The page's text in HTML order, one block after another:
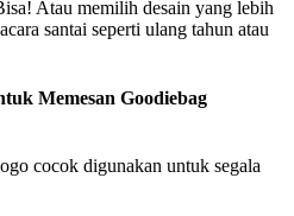
Atau memilih desain yang lebih
santai seperti ulang tahun atau
Memesan Goodiebag
cocok digunakan untuk segala